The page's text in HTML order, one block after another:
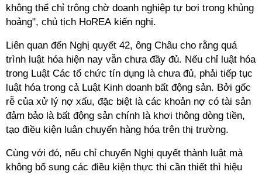
không thể chỉ trông chờ doanh nghiệp tự bơi trong khủng
hoảng", chủ tịch HoREA kiến nghị.
Liên quan đến Nghị quyết 42, ông Châu cho rằng quá
trình luật hóa hiện nay vẫn chưa đầy đủ. Nếu chỉ luật hóa
trong Luật Các tổ chức tín dụng là chưa đủ, phải tiếp tục
luật hóa trong cả Luật Kinh doanh bất động sản. Bởi gốc
rễ của xử lý nợ xấu, đặc biệt là các khoản nợ có tài sản
đảm bảo là bất động sản chính là khơi thông dòng tiền,
tạo điều kiện luân chuyển hàng hóa trên thị trường.
Cùng với đó, nếu chỉ chuyển Nghị quyết thành luật mà
không bổ sung các điều kiện thực thi cần thiết thì hiệu